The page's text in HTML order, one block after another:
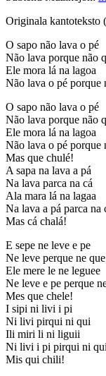
Originala kantoteksto
O sapo não lava o pé
Não lava porque não
Ele mora lá na lagoa
Não lava o pé porque
O sapo não lava o pé
Não lava porque não
Ele mora lá na lagoa
Não lava o pé porque
Mas que chulé!
A sapa na lava a pá
Na lava parca na cá
Ala mara lá na lagaa
Na lava a pá parca na
Mas cá chalá!
E sepe ne leve e pe
Ne leve perque ne que
Ele mere le ne leguee
Ne leve e pe perque
Mes que chele!
I sipi ni livi i pi
Ni livi pirqui ni qui
Ili miri li ni liguii
Ni livi i pi pirqui ni qui
Mis qui chili!